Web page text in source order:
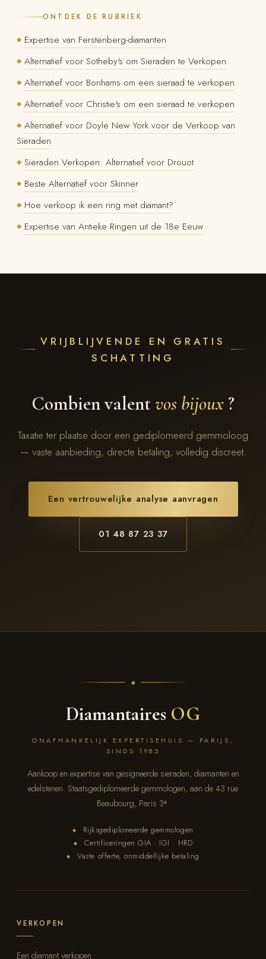
ONTDEK DE RUBRIEK
◆ Expertise van Ferstenberg-diamanten
◆ Alternatief voor Sotheby's om Sieraden te Verkopen
◆ Alternatief voor Bonhams om een sieraad te verkopen
◆ Alternatief voor Christie's om een sieraad te verkopen
◆ Alternatief voor Doyle New York voor de Verkoop van
Sieraden
◆ Sieraden Verkopen: Alternatief voor Drouot
◆ Beste Alternatief voor Skinner
◆ Hoe verkoop ik een ring met diamant?
◆ Expertise van Antieke Ringen uit de 18e Eeuw
VRIJBLIJVENDE EN GRATIS
SCHATTING
Combien valentvos bijoux ?
Taxatie ter plaatse door een gediplomeerd gemmoloog
— vaste aanbieding, directe betaling, volledig discreet.
Een vertrouwelijke analyse aanvragen
01 48 87 23 37
Diamantaires OG
ONAFHANKELIJK EXPERTISEHUIS — PARIJS,
SINDS 1985
Aankoop en expertise van gesigneerde sieraden, diamanten en
edelstenen. Staatsgediplomeerde gemmologen, aan de 43 rue
Beaubourg, Paris 3ᵉ.
◆ Rijksgediplomeerde gemmologen
◆ Certificeringen GIA · IGI · HRD
◆ Vaste offerte, onmiddellijke betaling
VERKOPEN
Een diamant verkopen